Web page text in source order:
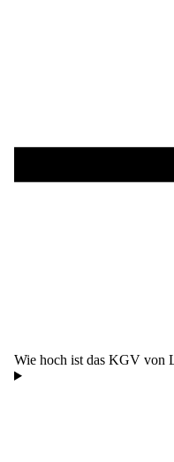
Wie hoch ist das KGV von